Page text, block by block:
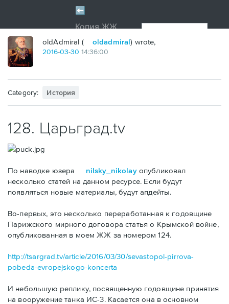
oldAdmiral ( oldadmiral) wrote,
2016-03-30 14:36:00
Category: История
128. Царьград.tv
По наводке юзера nilsky_nikolayопубликовал
несколько статей на данном ресурсе. Если будут
появляться новые материалы, будут апдейты.
Во-первых, это несколько переработанная к годовщине
Парижского мирного договора статья о Крымской войне,
опубликованная в моем ЖЖ за номером 124.
http://tsargrad.tv/article/2016/03/30/sevastopol-pirrova-
pobeda-evropejskogo-koncerta
И небольшую реплику, посвященную годовщине принятия
на вооружение танка ИС-3. Касается она в основном